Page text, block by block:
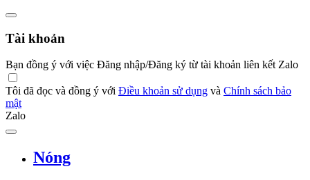
Tài khoản
Bạn đồng ý với việc Đăng nhập/Đăng ký từ tài khoản liên kết Zalo
Tôi đã đọc và đồng ý với Điều khoản sử dụng và Chính sách bảo
mật
Zalo
Nóng